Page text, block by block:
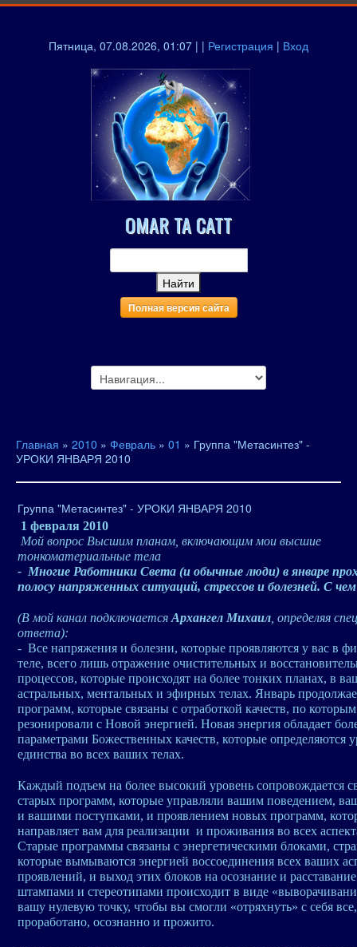
Пятница, 07.08.2026, 01:07 | | Регистрация | Вход
OMAR TA CATT
Полная версия сайта
Главная » 2010 » Февраль » 01 » Группа "Метасинтез" -
УРОКИ ЯНВАРЯ 2010
Группа "Метасинтез" - УРОКИ ЯНВАРЯ 2010
1 февраля 2010
Мой вопрос Высшим планам, включающим мои высшие
тонкоматериальные тела
- Многие Работники Света (и обычные люди) в январе
полосу напряженных ситуаций, стрессов и болезней. С чем
(В мой канал подключается Архангел Михаил , определяя
ответа):
- Все напряжения и болезни, которые проявляются у вас в
теле, всего лишь отражение очистительных и
процессов, которые происходят на более тонких планах, в
астральных, ментальных и эфирных телах. Январь
программ, которые связаны с отработкой качеств, по
резонировали с Новой энергией. Новая энергия обладает
параметрами Божественных качеств, которые определяются
единства во всех ваших телах.
Каждый подъем на более высокий уровень сопровождается
старых программ, которые управляли вашим поведением,
и вашими поступками, и проявлением новых программ,
направляет вам для реализации и проживания во всех
Старые программы связаны с энергетическими блоками,
которые вымываются энергией воссоединения всех ваших
проявлений, и выход этих блоков на осознание и
штампами и стереотипами происходит в виде
вашу нулевую точку, чтобы вы смогли «отряхнуть» с себя
проработано, осознанно и прожито.